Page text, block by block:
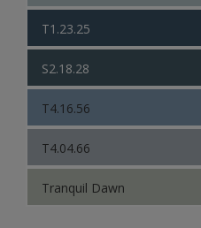
T1.23.25
S2.18.28
T4.16.56
T4.04.66
Tranquil Dawn